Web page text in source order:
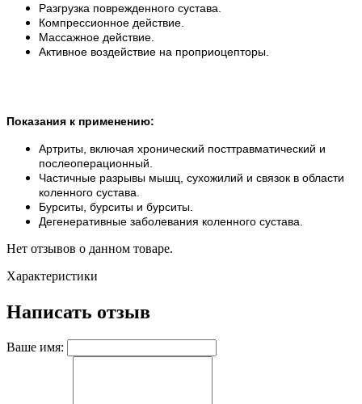
Разгрузка поврежденного сустава.
Компрессионное действие.
Массажное действие.
Активное воздействие на проприоцепторы.
Показания к применению:
Артриты, включая хронический посттравматический и
послеоперационный.
Частичные разрывы мышц, сухожилий и связок в области
коленного сустава.
Бурситы, бурситы и бурситы.
Дегенеративные заболевания коленного сустава.
Нет отзывов о данном товаре.
Характеристики
Написать отзыв
Ваше имя: